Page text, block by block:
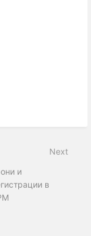
Next
и
в